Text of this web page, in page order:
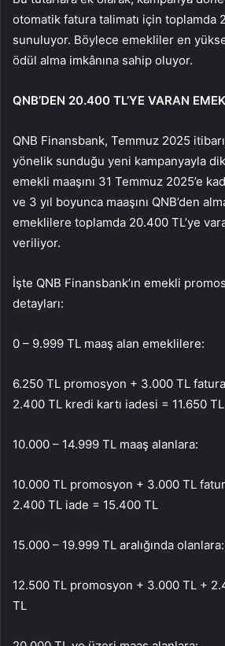
otomatik fatura talimatı için toplamda
sunuluyor. Böylece emekliler en
ödül alma imkânına sahip oluyor.
QNB’DEN 20.400 TL’YE VARAN
QNB Finansbank, Temmuz 2025
yönelik sunduğu yeni kampanyayla
emekli maaşını 31 Temmuz 2025’e
ve 3 yıl boyunca maaşını QNB’den
emeklilere toplamda 20.400 TL’ye
veriliyor.
İşte QNB Finansbank’ın emekli
detayları:
0 – 9.999 TL maaş alan emeklilere:
6.250 TL promosyon + 3.000 TL
2.400 TL kredi kartı iadesi = 11.650 TL
10.000 – 14.999 TL maaş alanlara:
10.000 TL promosyon + 3.000 TL
2.400 TL iade = 15.400 TL
15.000 – 19.999 TL aralığında olanlara:
12.500 TL promosyon + 3.000 TL +
TL